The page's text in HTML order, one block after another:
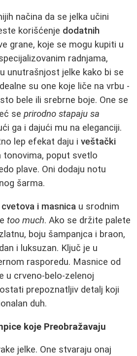
načina da se jelka učini
korišćenje dodatnih
grane, koje se mogu kupiti u
radnjama,
unutrašnjost jelke kako bi se
su one koje liče na vrbu -
bele ili srebrne boje. One se
se prirodno stapaju sa
ga i dajući mu na eleganciji.
lep efekat daju i veštački
tonovima, poput svetlo
plave. Oni dodaju notu
šarma.
cvetova i masnica u srodnim
too much. Ako se držite palete
boju šampanjca i braon,
i luksuzan. Ključ je u
rasporedu. Masnice od
u crveno-belo-zelenoj
prepoznatljiv detalj koji
duh.
koje Preobražavaju
jelke. One stvaraju onaj